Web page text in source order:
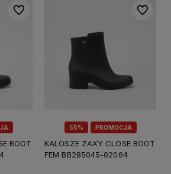
BOOT
Do ulubionych
55% PROMOCJA
KALOSZE ZAXY CLOSE BOOT
FEM BB285045-02064
Do